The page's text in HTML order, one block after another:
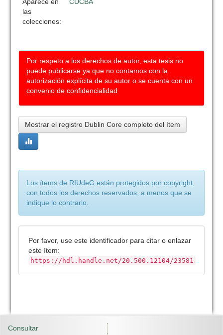
las
colecciones:
Por respeto a los derechos de autor, esta tesis no
puede publicarse ya que no contamos con la
autorización explícita de su autor o se cuenta con un
convenio de confidencialidad
Mostrar el registro Dublin Core completo del ítem
Los ítems de RIUdeG están protegidos por copyright,
con todos los derechos reservados, a menos que se
indique lo contrario.
Por favor, use este identificador para citar o enlazar
este ítem:
https://hdl.handle.net/20.500.12104/23581
Consultar